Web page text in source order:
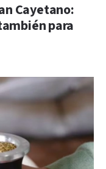
Cayetano:
para